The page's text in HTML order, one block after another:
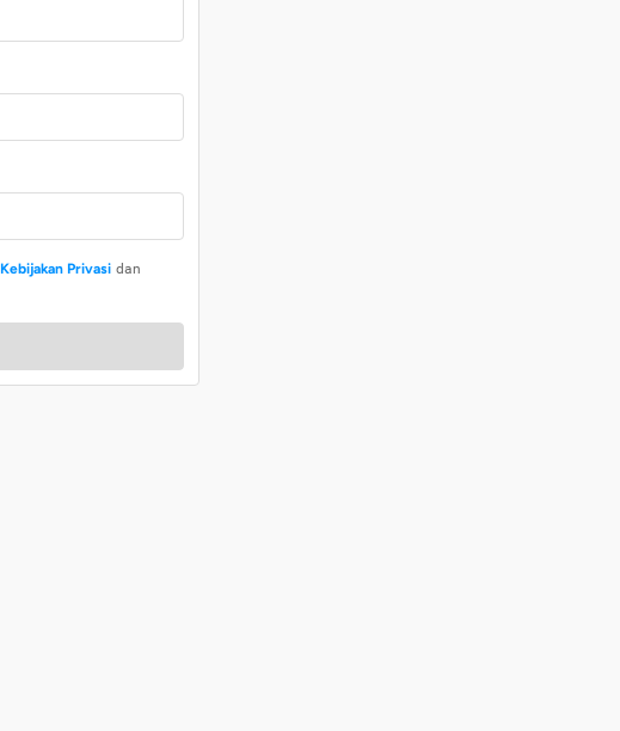
Kebijakan Privasi dan